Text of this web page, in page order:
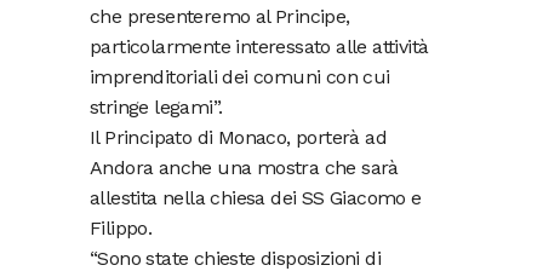
che presenteremo al Principe,
particolarmente interessato alle attività
imprenditoriali dei comuni con cui
stringe legami”.
Il Principato di Monaco, porterà ad
Andora anche una mostra che sarà
allestita nella chiesa dei SS Giacomo e
Filippo.
“Sono state chieste disposizioni di